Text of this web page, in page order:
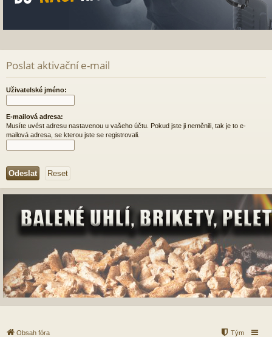
Poslat aktivační e-mail
Uživatelské jméno:
E-mailová adresa:
Musíte uvést adresu nastavenou u vašeho účtu. Pokud jste ji neměnili, tak je to e-
mailová adresa, se kterou jste se registrovali.
Obsah fóra Tým